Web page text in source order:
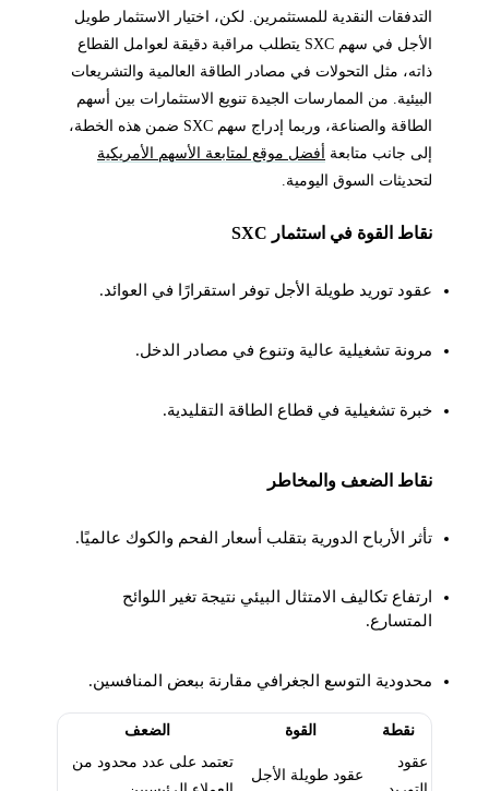
التدفقات النقدية للمستثمرين. لكن، اختيار الاستثمار طويل
الأجل في سهم SXC يتطلب مراقبة دقيقة لعوامل القطاع
ذاته، مثل التحولات في مصادر الطاقة العالمية والتشريعات
البيئية. من الممارسات الجيدة تنويع الاستثمارات بين أسهم
الطاقة والصناعة، وربما إدراج سهم SXC ضمن هذه الخطة،
إلى جانب متابعة أفضل موقع لمتابعة الأسهم الأمريكية
لتحديثات السوق اليومية.
نقاط القوة في استثمار SXC
عقود توريد طويلة الأجل توفر استقرارًا في العوائد.
مرونة تشغيلية عالية وتنوع في مصادر الدخل.
خبرة تشغيلية في قطاع الطاقة التقليدية.
نقاط الضعف والمخاطر
تأثر الأرباح الدورية بتقلب أسعار الفحم والكوك عالميًا.
ارتفاع تكاليف الامتثال البيئي نتيجة تغير اللوائح
المتسارع.
محدودية التوسع الجغرافي مقارنة ببعض المنافسين.
نقطة القوة
الضعف
عقود
عقود طويلة الأجل
تعتمد على عدد محدود من